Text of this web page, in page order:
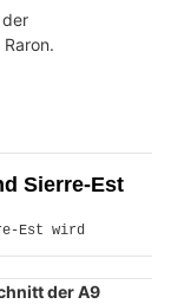
Sierre-Est
der A9